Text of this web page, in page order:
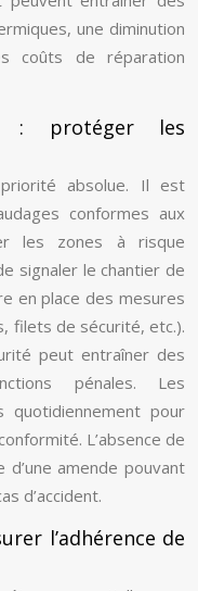
une diminution
coûts de réparation
: protéger les
absolue. Il est
conformes aux
les zones à risque
signaler le chantier de
en place des mesures
filets de sécurité, etc.).
peut entraîner des
pénales. Les
quotidiennement pour
L’absence de
amende pouvant
d’accident.
l’adhérence de